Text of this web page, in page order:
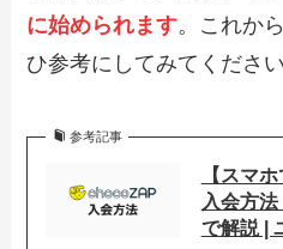
に始められます。これか
ひ参考にしてみてください
参考記事
【スマ
入会方
で解説 |